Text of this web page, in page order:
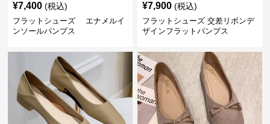
¥7,400 (税込)
フラットシューズ エナメルイ
ンソールパンプス
¥7,900 (税込)
フラットシューズ 交差リボンデ
ザインフラットパンプス